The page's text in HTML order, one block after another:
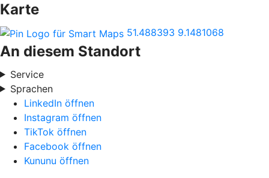
Karte
51.488393 9.1481068
An diesem Standort
Service
Sprachen
LinkedIn öffnen
Instagram öffnen
TikTok öffnen
Facebook öffnen
Kununu öffnen